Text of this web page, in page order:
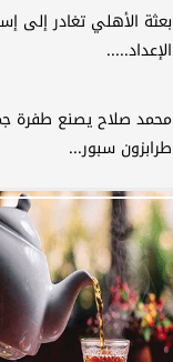
بعثة الأهلي تغادر إلى
الإعداد.....
محمد صلاح يصنع طفرة
طرابزون سبور...